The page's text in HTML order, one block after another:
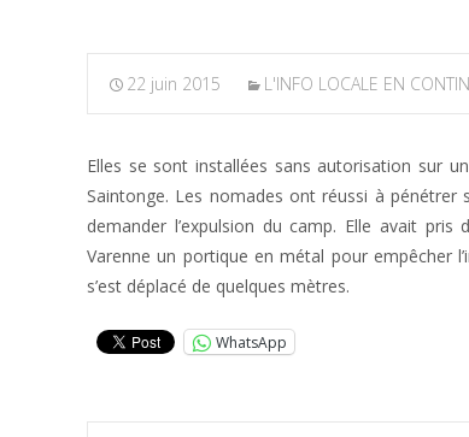
22 juin 2015 L'INFO LOCALE EN
Elles se sont installées sans autorisation sur
Saintonge. Les nomades ont réussi à
demander l’expulsion du camp. Elle avait
Varenne un portique en métal pour empêcher
s’est déplacé de quelques mètres.
WhatsApp